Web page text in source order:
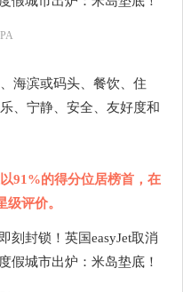
海滨或码头、餐饮、住
、宁静、安全、友好度和
91%的得分位居榜首，在
评价。